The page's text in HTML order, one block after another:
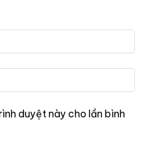
Và
duyệt này cho lần bình